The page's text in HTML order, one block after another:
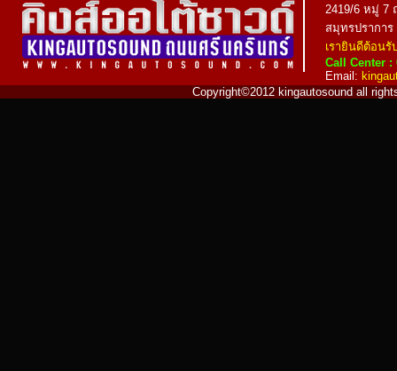
2419/6 หมู่ 7
สมุทรปราการ
เรายินดีต้อน
Call Center :
Email:
Copyright©2012 kingautosound all